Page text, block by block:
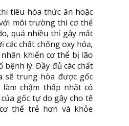
tiêu hóa thức ăn hoặc
môi trường thì cơ thể
quá nhiều thì gây mất
các chất chống oxy hóa,
khiến cơ thể bị lão
bệnh lý. Đầy đủ các chất
sẽ trung hòa được gốc
chậm thấp nhất có
gốc tự do gây cho tế
thể trẻ hơn và khỏe